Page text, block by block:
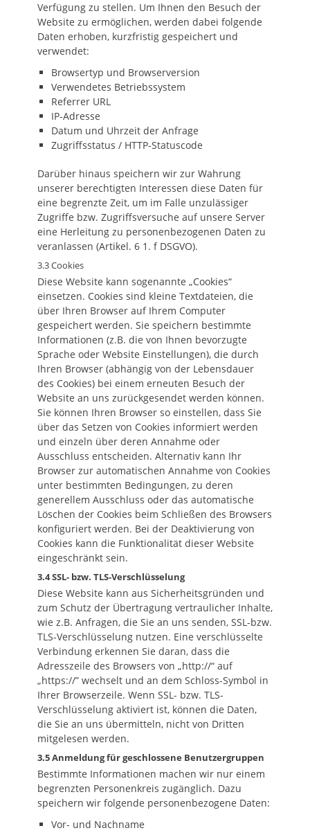
Verfügung zu stellen. Um Ihnen den Besuch der
Website zu ermöglichen, werden dabei folgende
Daten erhoben, kurzfristig gespeichert und
verwendet:
Browsertyp und Browserversion
Verwendetes Betriebssystem
Referrer URL
IP-Adresse
Datum und Uhrzeit der Anfrage
Zugriffsstatus / HTTP-Statuscode
Darüber hinaus speichern wir zur Wahrung
unserer berechtigten Interessen diese Daten für
eine begrenzte Zeit, um im Falle unzulässiger
Zugriffe bzw. Zugriffsversuche auf unsere Server
eine Herleitung zu personenbezogenen Daten zu
veranlassen (Artikel. 6 1. f DSGVO).
3.3 Cookies
Diese Website kann sogenannte „Cookies“
einsetzen. Cookies sind kleine Textdateien, die
über Ihren Browser auf Ihrem Computer
gespeichert werden. Sie speichern bestimmte
Informationen (z.B. die von Ihnen bevorzugte
Sprache oder Website Einstellungen), die durch
Ihren Browser (abhängig von der Lebensdauer
des Cookies) bei einem erneuten Besuch der
Website an uns zurückgesendet werden können.
Sie können Ihren Browser so einstellen, dass Sie
über das Setzen von Cookies informiert werden
und einzeln über deren Annahme oder
Ausschluss entscheiden. Alternativ kann Ihr
Browser zur automatischen Annahme von Cookies
unter bestimmten Bedingungen, zu deren
generellem Ausschluss oder das automatische
Löschen der Cookies beim Schließen des Browsers
konfiguriert werden. Bei der Deaktivierung von
Cookies kann die Funktionalität dieser Website
eingeschränkt sein.
3.4 SSL- bzw. TLS-Verschlüsselung
Diese Website kann aus Sicherheitsgründen und
zum Schutz der Übertragung vertraulicher Inhalte,
wie z.B. Anfragen, die Sie an uns senden, SSL-bzw.
TLS-Verschlüsselung nutzen. Eine verschlüsselte
Verbindung erkennen Sie daran, dass die
Adresszeile des Browsers von „http://“ auf
„https://” wechselt und an dem Schloss-Symbol in
Ihrer Browserzeile. Wenn SSL- bzw. TLS-
Verschlüsselung aktiviert ist, können die Daten,
die Sie an uns übermitteln, nicht von Dritten
mitgelesen werden.
3.5 Anmeldung für geschlossene Benutzergruppen
Bestimmte Informationen machen wir nur einem
begrenzten Personenkreis zugänglich. Dazu
speichern wir folgende personenbezogene Daten:
Vor- und Nachname